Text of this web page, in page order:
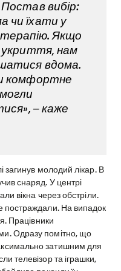
вибір:
чи їхати у
Якщо
укриття, нам
вдома.
комфортне
– каже
загинув молодий лікар. В
снаряд. У центрі
вікна через обстріли.
постраждали. На випадок
Працівники
Одразу помітно, що
затишним для
телевізор та іграшки,